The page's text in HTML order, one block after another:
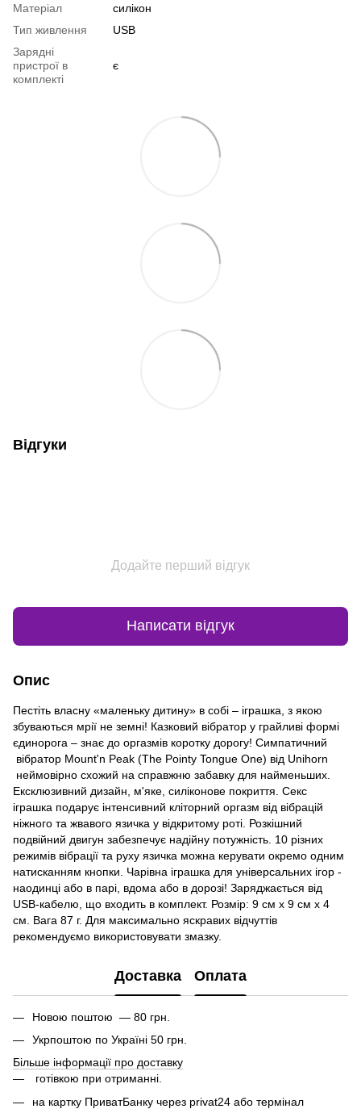
Матеріал
силікон
Тип живлення
USB
Зарядні
пристрої в
комплекті
є
Відгуки
Додайте перший відгук
Написати відгук
Опис
Пестіть власну «маленьку дитину» в собі – іграшка, з якою
збуваються мрії не земні! Казковий вібратор у грайливі формі
єдинорога – знає до оргазмів коротку дорогу! Симпатичний
вібратор Mount'n Peak (The Pointy Tongue One) від Unihorn
неймовірно схожий на справжню забавку для найменьших.
Ексклюзивний дизайн, м'яке, силіконове покриття. Секс
іграшка подарує інтенсивний кліторний оргазм від вібрацій
ніжного та жвавого язичка у відкритому роті. Розкішний
подвійний двигун забезпечує надійну потужність. 10 різних
режимів вібрації та руху язичка можна керувати окремо одним
натисканням кнопки. Чарівна іграшка для універсальних ігор -
наодинці або в парі, вдома або в дорозі! Заряджається від
USB-кабелю, що входить в комплект. Розмір: 9 см х 9 см х 4
см. Вага 87 г. Для максимально яскравих відчуттів
рекомендуємо використовувати змазку.
Доставка Оплата
Новою поштою — 80 грн.
Укрпоштою по Україні 50 грн.
Більше інформації про доставку
готівкою при отриманні.
на картку ПриватБанку через privat24 або термінал